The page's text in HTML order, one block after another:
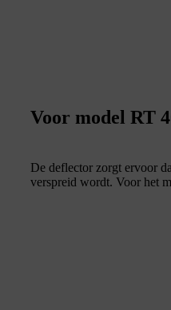
Voor model RT
De deflector zorgt ervoor
verspreid wordt. Voor het